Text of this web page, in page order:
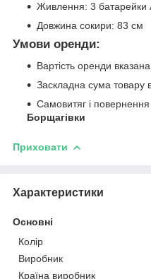
Живлення: 3 батарейки
Довжина сокири: 83 см
Умови оренди:
Вартість оренди
Заскладна сума товару
Самовитяг і
Борщагівки
Приховати
Характеристики
Основні
Колір
Виробник
Країна виробник